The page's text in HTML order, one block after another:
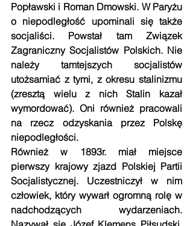
Popławski i Roman Dmowski. W Paryżu
o niepodległość upominali się także
socjaliści. Powstał tam Związek
Zagraniczny Socjalistów Polskich. Nie
należy tamtejszych socjalistów
utożsamiać z tymi, z okresu stalinizmu
(zresztą wielu z nich Stalin kazał
wymordować). Oni również pracowali
na rzecz odzyskania przez Polskę
niepodległości.
Również w 1893r. miał miejsce
pierwszy krajowy zjazd Polskiej Partii
Socjalistycznej. Uczestniczył w nim
człowiek, który wywarł ogromną rolę w
nadchodzących wydarzeniach.